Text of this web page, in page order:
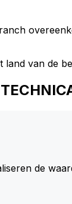
van de
de